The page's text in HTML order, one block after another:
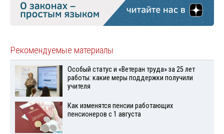
Рекомендуемые материалы
Особый статус и «Ветеран труда» за 25 лет
работы: какие меры поддержки получили
учителя
Как изменятся пенсии работающих
пенсионеров с 1 августа